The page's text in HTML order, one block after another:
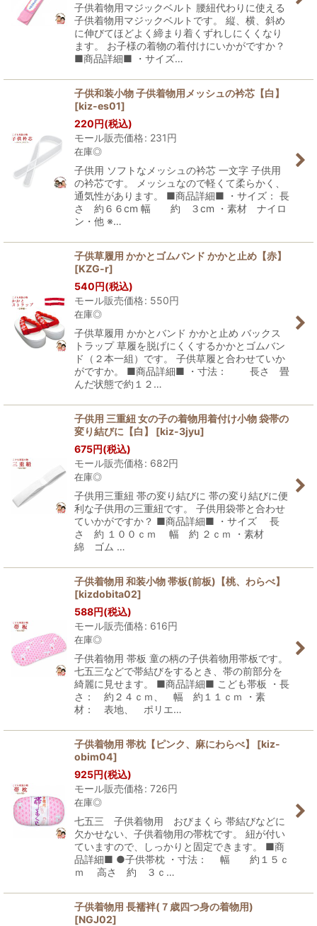
子供着物用マジックベルト 腰紐代わりに使える
子供着物用マジックベルトです。 縦、横、斜め
に伸びてほどよく締まり着くずれしにくくなり
ます。 お子様の着物の着付けにいかがですか？
■商品詳細■ ・サイズ…
子供和装小物 子供着物用メッシュの衿芯【白】
[kiz-es01]
220円(税込)
モール販売価格: 231円
在庫◎
子供用 ソフトなメッシュの衿芯 一文字 子供用
の衿芯です。 メッシュなので軽くて柔らかく、
通気性があります。 ■商品詳細■ ・サイズ： 長
さ 約６６cm 幅 約 ３cm ・素材 ナイロ
ン・他 ※…
子供草履用 かかとゴムバンド かかと止め【赤】
[KZG-r]
540円(税込)
モール販売価格: 550円
在庫◎
子供草履用 かかとバンド かかと止め バックス
トラップ 草履を脱げにくくするかかとゴムバン
ド（２本一組）です。 子供草履と合わせていか
がですか。 ■商品詳細■ ・寸法： 長さ 畳
んだ状態で約１２…
子供用 三重紐 女の子の着物用着付け小物 袋帯の
変り結びに【白】
[kiz-3jyu]
675円(税込)
モール販売価格: 682円
在庫◎
子供用三重紐 帯の変り結びに 帯の変り結びに便
利な子供用の三重紐です。 子供用袋帯と合わせ
ていかがですか？ ■商品詳細■ ・サイズ 長
さ 約 １００ｃｍ 幅 約 ２ｃｍ ・素材
綿 ゴム …
子供着物用 和装小物 帯板(前板)【桃、わらべ】
[kizdobita02]
588円(税込)
モール販売価格: 616円
在庫◎
子供着物用 帯板 童の柄の子供着物用帯板です。
七五三などで帯結びをするとき、帯の前部分を
綺麗に見せます。 ■商品詳細■ こども帯板 ・長
さ： 約２４ｃｍ、 幅 約１１ｃｍ ・素
材： 表地、 ポリエ…
子供着物用 帯枕【ピンク、麻にわらべ】 [kiz-
obim04]
925円(税込)
モール販売価格: 726円
在庫◎
七五三 子供着物用 おびまくら 帯結びなどに
欠かせない、子供着物用の帯枕です。 紐が付い
ていますので、しっかりと固定できます。 ■商
品詳細■ ●子供帯枕 ・寸法： 幅 約１５ｃ
ｍ 高さ 約 ３ｃ…
子供着物用 長襦袢(７歳四つ身の着物用)
[NGJ02]